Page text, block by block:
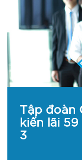
Tập đoàn
kiến lãi
3